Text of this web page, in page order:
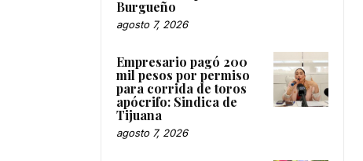
Burgueño
agosto 7, 2026
Empresario pagó 200
mil pesos por permiso
para corrida de toros
apócrifo: Sindica de
Tijuana
agosto 7, 2026